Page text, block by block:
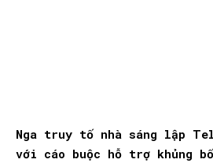
Nga truy tố nhà sáng lập
với cáo buộc hỗ trợ khủng